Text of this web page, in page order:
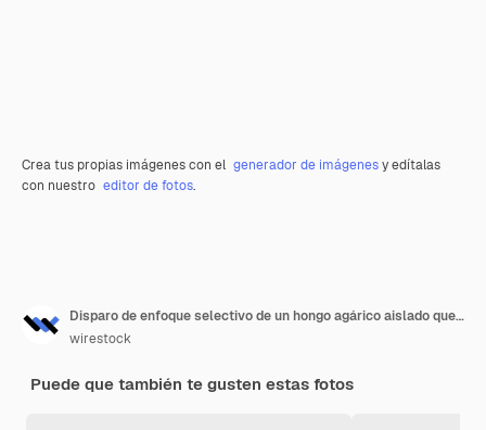
Crea tus propias imágenes con el generador de imágenesy edítalas
con nuestro editor de fotos.
Disparo de enfoque selectivo de un hongo agárico aislado que crece en el suelo borroso con hojas secas
wirestock
Puede que también te gusten estas fotos